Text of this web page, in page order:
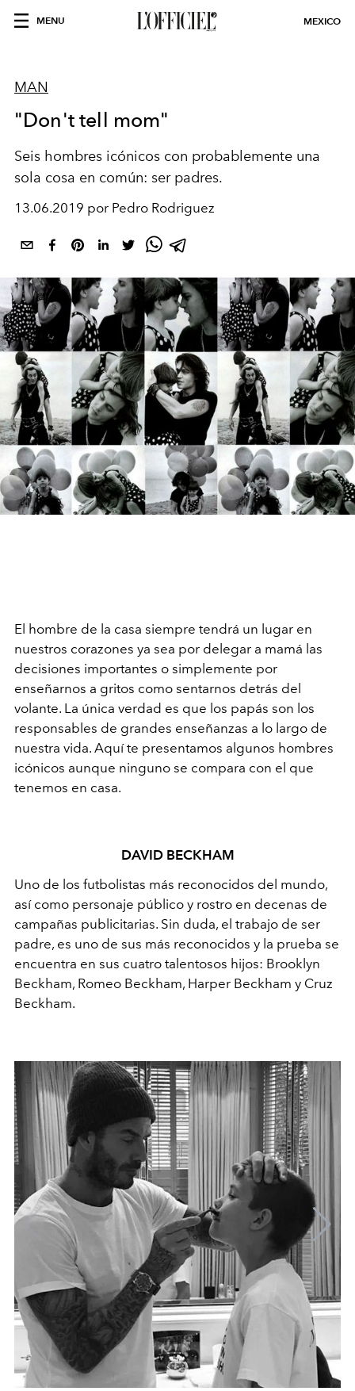
MENU MEXICO
MAN
"Don't tell mom"
Seis hombres icónicos con probablemente una
sola cosa en común: ser padres.
13.06.2019 por Pedro Rodriguez
El hombre de la casa siempre tendrá un lugar en
nuestros corazones ya sea por delegar a mamá las
decisiones importantes o simplemente por
enseñarnos a gritos como sentarnos detrás del
volante. La única verdad es que los papás son los
responsables de grandes enseñanzas a lo largo de
nuestra vida. Aquí te presentamos algunos hombres
icónicos aunque ninguno se compara con el que
tenemos en casa.
DAVID BECKHAM
Uno de los futbolistas más reconocidos del mundo,
así como personaje público y rostro en decenas de
campañas publicitarias. Sin duda, el trabajo de ser
padre, es uno de sus más reconocidos y la prueba se
encuentra en sus cuatro talentosos hijos: Brooklyn
Beckham, Romeo Beckham, Harper Beckham y Cruz
Beckham.